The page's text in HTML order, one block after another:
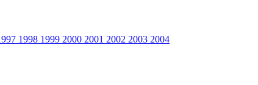
1998 1999 2000 2001 2002 2003 2004